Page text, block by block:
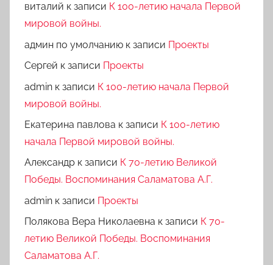
виталий к записи К 100-летию начала Первой
мировой войны.
админ по умолчанию к записи Проекты
Сергей к записи Проекты
admin к записи К 100-летию начала Первой
мировой войны.
Екатерина павлова к записи К 100-летию
начала Первой мировой войны.
Александр к записи К 70-летию Великой
Победы. Воспоминания Саламатова А.Г.
admin к записи Проекты
Полякова Вера Николаевна к записи К 70-
летию Великой Победы. Воспоминания
Саламатова А.Г.